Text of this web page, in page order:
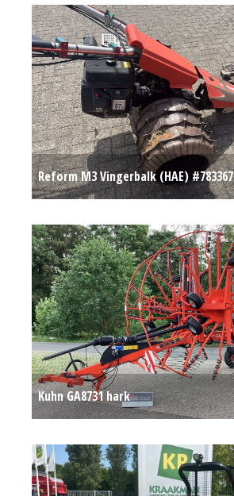
Reform M3 Vingerbalk (HAE) #783367
Kuhn GA8731 hark